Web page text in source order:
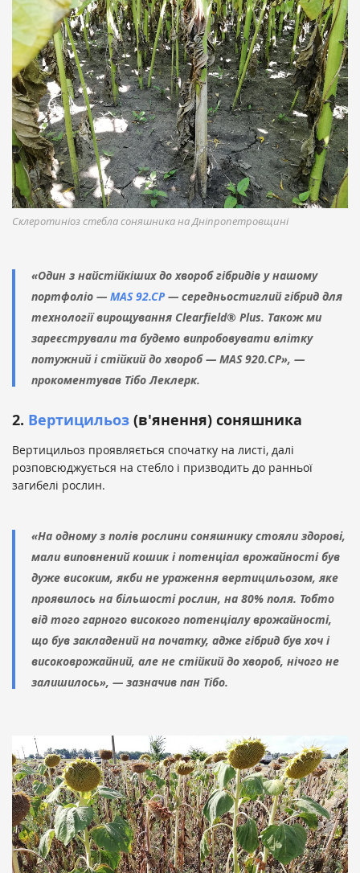
Склеротиніоз стебла соняшника на Дніпропетровщині
«Один з найстійкіших до хвороб гібридів у нашому
портфоліо — MAS 92.CP — середньостиглий гібрид для
технології вирощування Сlearfield® Plus. Також ми
зареєстрували та будемо випробовувати влітку
потужний і стійкий до хвороб — МАS 920.СР», —
прокоментував Тібо Леклерк.
2. Вертицильоз (в'янення) соняшника
Вертицильоз проявляється спочатку на листі, далі
розповсюджується на стебло і призводить до ранньої
загибелі рослин.
«На одному з полів рослини соняшнику стояли здорові,
мали виповнений кошик і потенціал врожайності був
дуже високим, якби не ураження вертицильозом, яке
проявилось на більшості рослин, на 80% поля. Тобто
від того гарного високого потенціалу врожайності,
що був закладений на початку, адже гібрид був хоч і
високоврожайний, але не стійкий до хвороб, нічого не
залишилось», — зазначив пан Тібо.